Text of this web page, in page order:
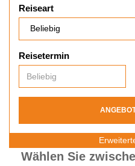
Reiseart
Reisetermin
Wählen Sie